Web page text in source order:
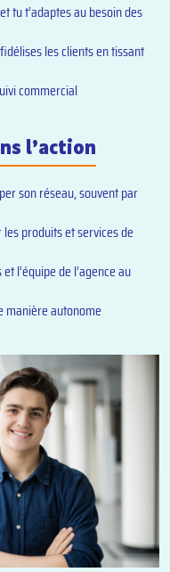
tu t’adaptes au besoin des
les clients en tissant
commercial
l’action
son réseau, souvent par
produits et services de
l’équipe de l’agence au
manière autonome